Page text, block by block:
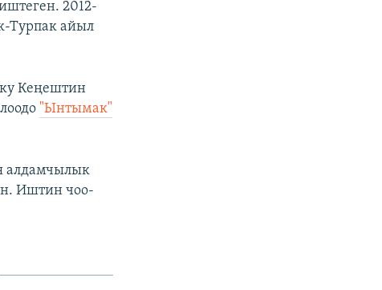
2012-
Турпак айыл
Кеңештин
"Ынтымак"
алдамчылык
Иштин чоо-